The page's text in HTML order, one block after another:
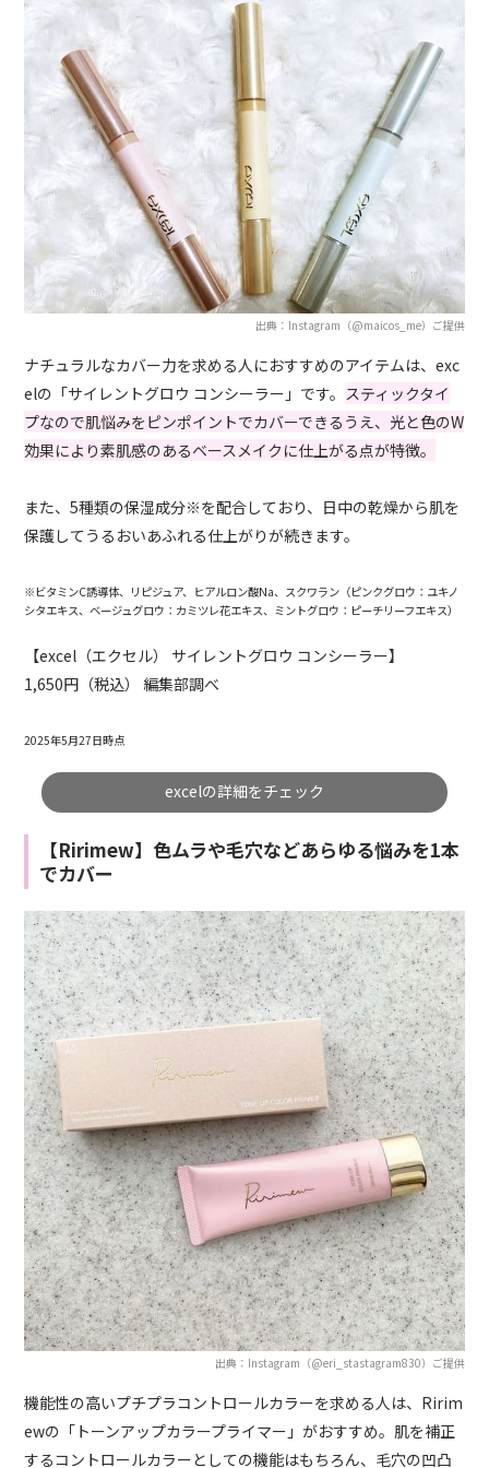
出典：Instagram（@maicos_me）ご提供
ナチュラルなカバー力を求める人におすすめのアイテムは、exc
elの「サイレントグロウ コンシーラー」です。 スティックタイ
プなので肌悩みをピンポイントでカバーできるうえ、光と色のW
効果により素肌感のあるベースメイクに仕上がる点が特徴。
また、5種類の保湿成分※を配合しており、日中の乾燥から肌を
保護してうるおいあふれる仕上がりが続きます。
※ビタミンC誘導体、リピジュア、ヒアルロン酸Na、スクワラン（ピンクグロウ：ユキノ
シタエキス、ベージュグロウ：カミツレ花エキス、ミントグロウ：ピーチリーフエキス）
【excel（エクセル） サイレントグロウ コンシーラー】
1,650円（税込） 編集部調べ
2025年5月27日時点
excelの詳細をチェック
【Ririmew】色ムラや毛穴などあらゆる悩みを1本
でカバー
出典：Instagram（@eri_stastagram830）ご提供
機能性の高いプチプラコントロールカラーを求める人は、Ririm
ewの「トーンアップカラープライマー」がおすすめ。肌を補正
するコントロールカラーとしての機能はもちろん、毛穴の凹凸